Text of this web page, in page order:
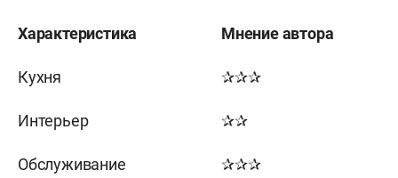
Характеристика Мнение автора
Кухня ✰✰✰
Интерьер ✰✰
Обслуживание ✰✰✰